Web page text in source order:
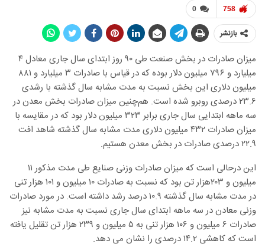
0 758
بازنشر
میزان صادرات در بخش صنعت طی ۹۰ روز ابتدای سال جاری معادل ۴
میلیارد و ۷۹۶ میلیون دلار بوده که در قیاس با صادرات ۳ میلیارد و ۸۸۱
میلیون دلاری این بخش نسبت به مدت مشابه سال گذشته با رشدی
۲۳.۶ درصدی روبرو شده است. هم‌چنین میزان صادرات بخش معدن در
سه ماهه ابتدایی سال جاری برابر ۳۲۳ میلیون دلار بود که در مقایسه با
میزان صادرات ۴۳۲ میلیون دلاری مدت مشابه سال گذشته شاهد افت
۲۲.۹ درصدی صادرات در بخش معدن هستیم.
این درحالی است که میزان صادرات وزنی صنایع طی مدت مذکور ۱۱
میلیون و ۲۰۳هزار تن بود که نسبت به صادرات ۱۰ میلیون و ۱۰۱ هزار تنی
در مدت مشابه سال گذشته ۱۰.۹ درصد رشد داشته است. در مورد صادرات
وزنی معادن در سه ماهه ابتدای سال جاری نسبت به مدت مشابه نیز
صادرات ۶ میلیون و ۱۰۶ هزار تنی به ۵ میلیون و ۲۳۹ هزار تن تقلیل یافته
است که کاهشی ۱۴.۲ درصدی را نشان می دهد.